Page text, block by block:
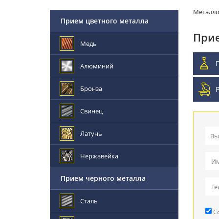
Прием цветного металла
Медь
Алюминий
Бронза
Свинец
Латунь
Нержавейка
Прием черного металла
Сталь